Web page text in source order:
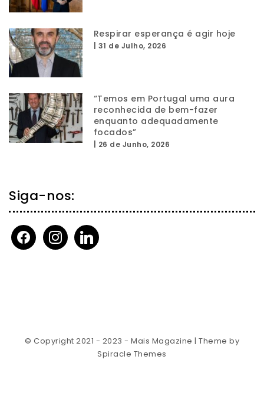
Respirar esperança é agir hoje
31 de Julho, 2026
“Temos em Portugal uma aura
reconhecida de bem-fazer
enquanto adequadamente
focados”
26 de Junho, 2026
Siga-nos:
facebookinstagramlinkedin
© Copyright 2021 - 2023 - Mais Magazine | Theme by
Spiracle Themes